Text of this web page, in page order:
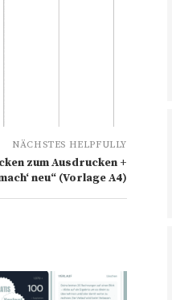
NÄCHSTES HELPFULLY
zum Ausdrucken +
neu“ (Vorlage A4)